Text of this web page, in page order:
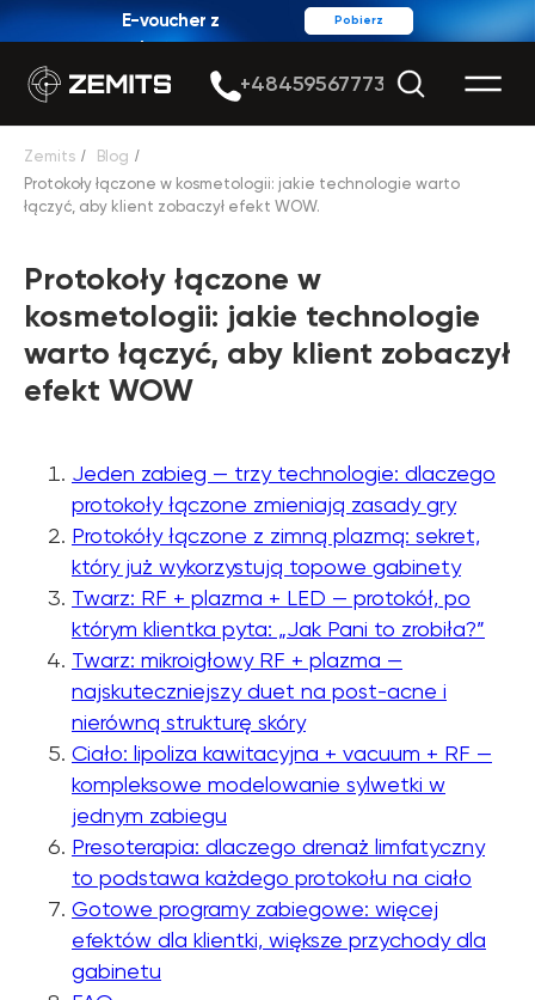
Pobierz
E-voucher z
rabatem
Zemits / Blog /
Protokoły łączone w kosmetologii: jakie technologie warto
łączyć, aby klient zobaczył efekt WOW.
Protokoły łączone w
kosmetologii: jakie technologie
warto łączyć, aby klient zobaczył
efekt WOW
Jeden zabieg — trzy technologie: dlaczego
protokoły łączone zmieniają zasady gry
Protokóły łączone z zimną plazmą: sekret,
który już wykorzystują topowe gabinety
Twarz: RF + plazma + LED — protokół, po
którym klientka pyta: „Jak Pani to zrobiła?”
Twarz: mikroigłowy RF + plazma —
najskuteczniejszy duet na post-acne i
nierówną strukturę skóry
Ciało: lipoliza kawitacyjna + vacuum + RF —
kompleksowe modelowanie sylwetki w
jednym zabiegu
Presoterapia: dlaczego drenaż limfatyczny
to podstawa każdego protokołu na ciało
Gotowe programy zabiegowe: więcej
efektów dla klientki, większe przychody dla
gabinetu